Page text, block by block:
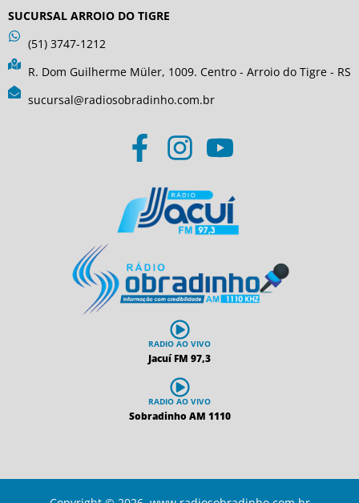
SUCURSAL ARROIO DO TIGRE
(51) 3747-1212
R. Dom Guilherme Müler, 1009. Centro - Arroio do Tigre - RS
sucursal@radiosobradinho.com.br
RADIO AO VIVO
Jacuí FM 97,3
RADIO AO VIVO
Sobradinho AM 1110